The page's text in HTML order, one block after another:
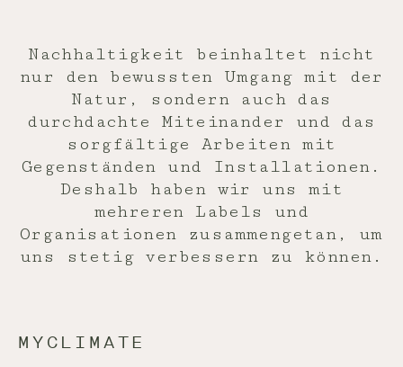
Nachhaltigkeit beinhaltet nicht
nur den bewussten Umgang mit der
Natur, sondern auch das
durchdachte Miteinander und das
sorgfältige Arbeiten mit
Gegenständen und Installationen.
Deshalb haben wir uns mit
mehreren Labels und
Organisationen zusammengetan, um
uns stetig verbessern zu können.
MYCLIMATE